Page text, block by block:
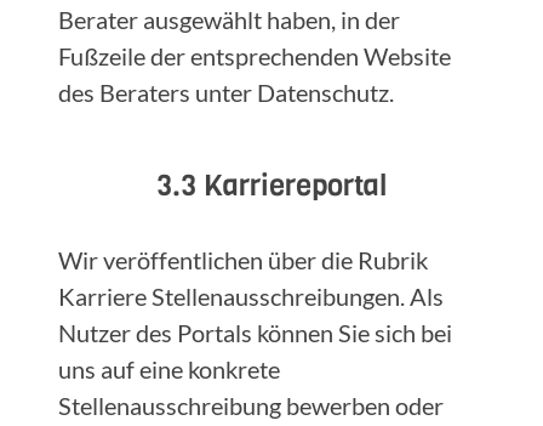
Berater ausgewählt haben, in der
Fußzeile der entsprechenden Website
des Beraters unter Datenschutz.
3.3 Karriereportal
Wir veröffentlichen über die Rubrik
Karriere Stellenausschreibungen. Als
Nutzer des Portals können Sie sich bei
uns auf eine konkrete
Stellenausschreibung bewerben oder